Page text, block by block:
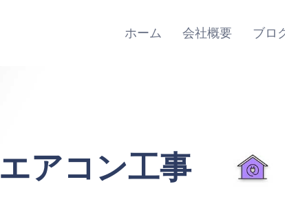
Navigation
ホーム 会社概要 ブロ
エアコン工事